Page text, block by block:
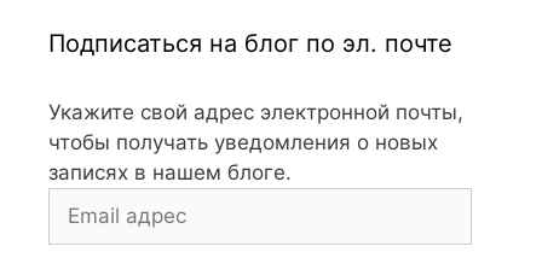
Подписаться на блог по эл. почте
Укажите свой адрес электронной почты,
чтобы получать уведомления о новых
записях в нашем блоге.
адрес